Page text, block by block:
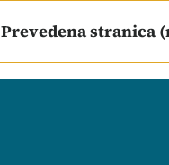
Prevedena stranica